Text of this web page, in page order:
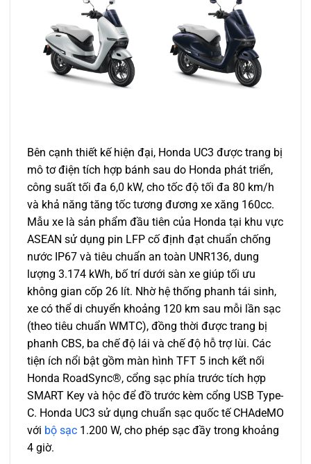
Bên cạnh thiết kế hiện đại, Honda UC3 được trang bị
mô tơ điện tích hợp bánh sau do Honda phát triển,
công suất tối đa 6,0 kW, cho tốc độ tối đa 80 km/h
và khả năng tăng tốc tương đương xe xăng 160cc.
Mẫu xe là sản phẩm đầu tiên của Honda tại khu vực
ASEAN sử dụng pin LFP cố định đạt chuẩn chống
nước IP67 và tiêu chuẩn an toàn UNR136, dung
lượng 3.174 kWh, bố trí dưới sàn xe giúp tối ưu
không gian cốp 26 lít. Nhờ hệ thống phanh tái sinh,
xe có thể di chuyển khoảng 120 km sau mỗi lần sạc
(theo tiêu chuẩn WMTC), đồng thời được trang bị
phanh CBS, ba chế độ lái và chế độ hỗ trợ lùi. Các
tiện ích nổi bật gồm màn hình TFT 5 inch kết nối
Honda RoadSync®, cổng sạc phía trước tích hợp
SMART Key và hộc để đồ trước kèm cổng USB Type-
C. Honda UC3 sử dụng chuẩn sạc quốc tế CHAdeMO
với bộ sạc 1.200 W, cho phép sạc đầy trong khoảng
4 giờ.